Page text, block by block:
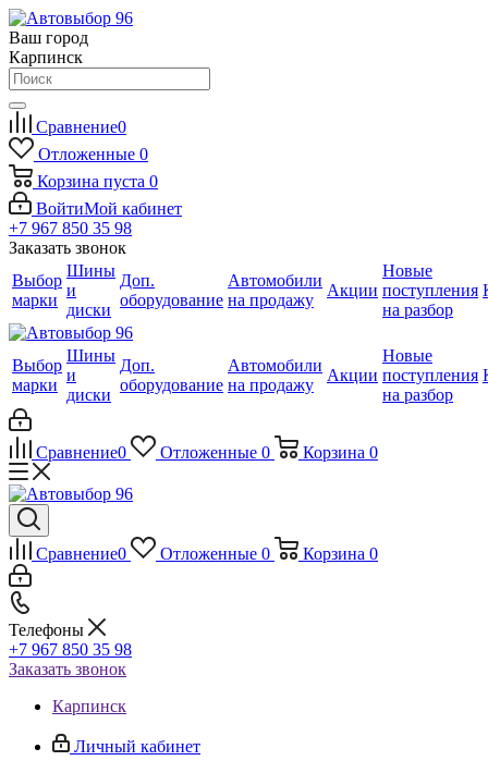
Ваш город
Карпинск
Сравнение0
Отложенные 0
Корзина пуста 0
ВойтиМой кабинет
+7 967 850 35 98
Заказать звонок
Выбор
марки
Шины
и
диски
Доп.
оборудование
Автомобили
на продажу
Акции
Новые
поступления
на разбор
Выбор
марки
Шины
и
диски
Доп.
оборудование
Автомобили
на продажу
Акции
Новые
поступления
на разбор
Сравнение0 Отложенные 0 Корзина 0
Сравнение0 Отложенные 0 Корзина 0
Телефоны
+7 967 850 35 98
Заказать звонок
Карпинск
Личный кабинет